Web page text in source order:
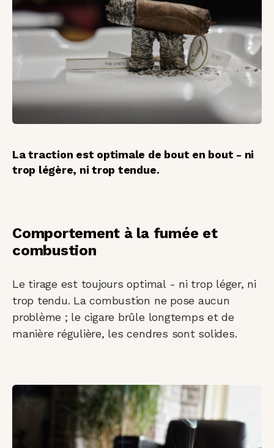
La traction est optimale de bout en bout - ni
trop légère, ni trop tendue.
Comportement à la fumée et
combustion
Le tirage est toujours optimal - ni trop léger, ni
trop tendu. La combustion ne pose aucun
problème ; le cigare brûle longtemps et de
manière régulière, les cendres sont solides.